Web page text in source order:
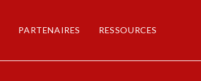
PARTENAIRES RESSOURCES